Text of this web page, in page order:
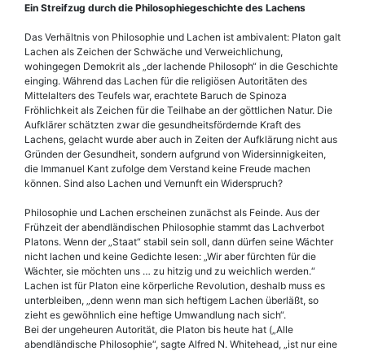
Ein Streifzug durch die Philosophiegeschichte des Lachens
Das Verhältnis von Philosophie und Lachen ist ambivalent: Platon galt
Lachen als Zeichen der Schwäche und Verweichlichung,
wohingegen Demokrit als „der lachende Philosoph“ in die Geschichte
einging. Während das Lachen für die religiösen Autoritäten des
Mittelalters des Teufels war, erachtete Baruch de Spinoza
Fröhlichkeit als Zeichen für die Teilhabe an der gött­lichen Natur. Die
Aufklärer schätzten zwar die gesundheitsfördernde Kraft des
Lachens, gelacht wurde aber auch in Zeiten der Aufklärung nicht aus
Gründen der Gesundheit, sondern aufgrund von Widersinnigkeiten,
die Immanuel Kant zufolge dem Verstand keine Freude machen
können. Sind also Lachen und Vernunft ein Widerspruch?
Philosophie und Lachen erscheinen zunächst als Feinde. Aus der
Frühzeit der abendländischen Philosophie stammt das Lachverbot
Platons. Wenn der „Staat“ stabil sein soll, dann dürfen seine Wächter
nicht lachen und keine Gedichte lesen: „Wir aber fürchten für die
Wächter, sie möchten uns … zu hitzig und zu weichlich werden.“
Lachen ist für Platon eine körperliche Revolution, deshalb muss es
unterbleiben, „denn wenn man sich heftigem Lachen überläßt, so
zieht es gewöhnlich eine heftige Umwandlung nach sich“.
Bei der ungeheuren Autorität, die Platon bis heute hat („Alle
abendländische Philosophie“, sagte Alfred N. Whitehead, „ist nur eine